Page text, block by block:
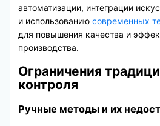
автоматизации, интеграции
и использованию современных
для повышения качества и
производства.
Ограничения
контроля
Ручные методы и их